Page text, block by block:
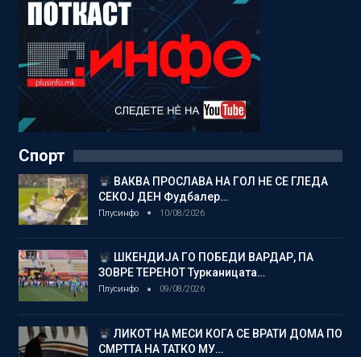
Спорт
ВАКВА ПРОСЛАВА НА ГОЛ НЕ СЕ ГЛЕДА
СЕКОЈ ДЕН Фудбалер…
Плусинфо 10/08/2026
ШКЕНДИЈА ГО ПОБЕДИ ВАРДАР, ПА
ЗОВРЕ ТЕРЕНОТ Турканицата…
Плусинфо 09/08/2026
ЛИКОТ НА МЕСИ КОГА СЕ ВРАТИ ДОМА ПО
СМРТТА НА ТАТКО МУ…